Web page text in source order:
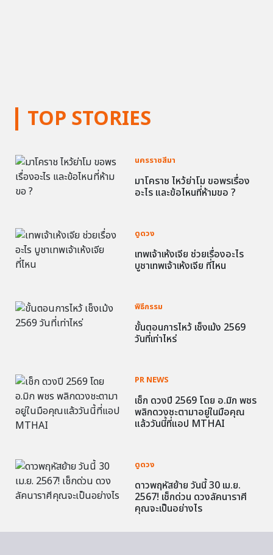
TOP STORIES
นครราชสีมา
มาโคราช ไหว้ย่าโม ขอพรเรื่อง
อะไร และข้อไหนที่ห้ามขอ ?
ดูดวง
เทพเจ้าเห้งเจีย ช่วยเรื่องอะไร
บูชาเทพเจ้าเห้งเจีย ที่ไหน
พิธีกรรม
ขั้นตอนการไหว้ เช็งเม้ง 2569
วันที่เท่าไหร่
PR NEWS
เช็ก ดวงปี 2569 โดย อ.มิก พชร
พลิกดวงชะตามาอยู่ในมือคุณ
แล้ววันนี้ที่แอป MTHAI
ดูดวง
ดาวพฤหัสย้าย วันนี้ 30 เม.ย.
2567! เช็กด่วน ดวงลัคนาราศี
คุณจะเป็นอย่างไร